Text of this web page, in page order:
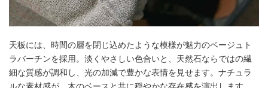
天板には、時間の層を閉じ込めたような模様が魅力のベージュト
ラバーチンを採用。淡くやさしい色合いと、天然石ならではの繊
細な質感が調和し、光の加減で豊かな表情を見せます。ナチュラ